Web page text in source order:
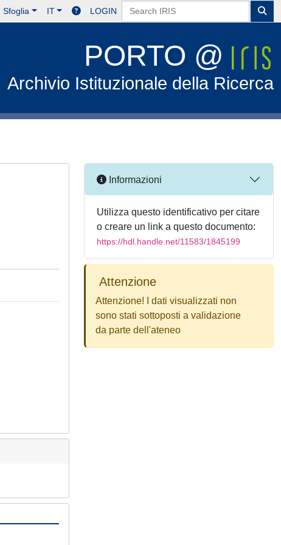
Sfoglia IT LOGIN
PORTO @
Archivio Istituzionale della Ricerca
Informazioni
Utilizza questo identificativo per citare
o creare un link a questo documento:
https://hdl.handle.net/11583/1845199
Attenzione
Attenzione! I dati visualizzati non
sono stati sottoposti a validazione
da parte dell'ateneo